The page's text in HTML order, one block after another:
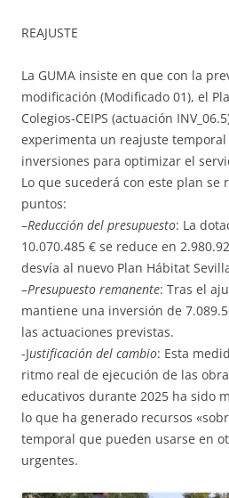
REAJUSTE
La GUMA insiste en que con la
modificación (Modificado 01), el
Colegios-CEIPS (actuación
experimenta un reajuste
inversiones para optimizar el
Lo que sucederá con este plan se
puntos:
–Reducción del presupuesto: La
10.070.485 € se reduce en
desvía al nuevo Plan Hábitat
–Presupuesto remanente: Tras el
mantiene una inversión de
las actuaciones previstas.
-Justificación del cambio: Esta
ritmo real de ejecución de las
educativos durante 2025 ha sido
lo que ha generado recursos
temporal que pueden usarse en
urgentes.